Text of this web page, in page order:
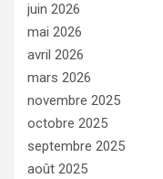
juin 2026
mai 2026
avril 2026
mars 2026
novembre 2025
octobre 2025
septembre 2025
août 2025